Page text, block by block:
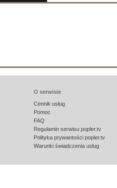
O serwisie
Cennik usług
Pomoc
FAQ
Regulamin serwisu popler.tv
Polityka prywantości popler.tv
Warunki świadczenia usług